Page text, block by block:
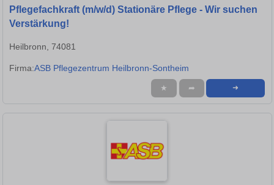
Pflegefachkraft (m/w/d) Stationäre Pflege - Wir suchen
Verstärkung!
Heilbronn, 74081
Firma:ASB Pflegezentrum Heilbronn-Sontheim
★ ➦ ➜